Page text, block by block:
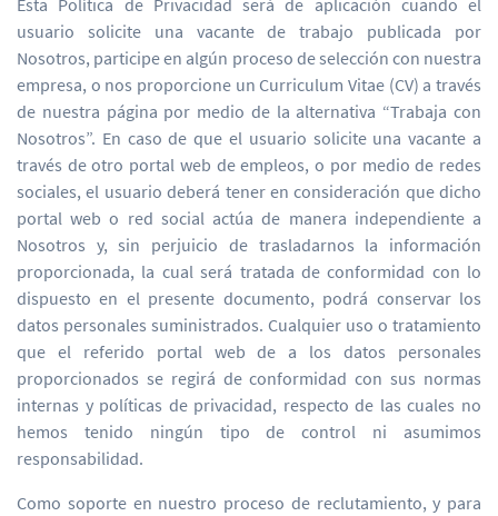
Esta Política de Privacidad será de aplicación cuando el
usuario solicite una vacante de trabajo publicada por
Nosotros, participe en algún proceso de selección con nuestra
empresa, o nos proporcione un Curriculum Vitae (CV) a través
de nuestra página por medio de la alternativa “Trabaja con
Nosotros”. En caso de que el usuario solicite una vacante a
través de otro portal web de empleos, o por medio de redes
sociales, el usuario deberá tener en consideración que dicho
portal web o red social actúa de manera independiente a
Nosotros y, sin perjuicio de trasladarnos la información
proporcionada, la cual será tratada de conformidad con lo
dispuesto en el presente documento, podrá conservar los
datos personales suministrados. Cualquier uso o tratamiento
que el referido portal web de a los datos personales
proporcionados se regirá de conformidad con sus normas
internas y políticas de privacidad, respecto de las cuales no
hemos tenido ningún tipo de control ni asumimos
responsabilidad.
Como soporte en nuestro proceso de reclutamiento, y para